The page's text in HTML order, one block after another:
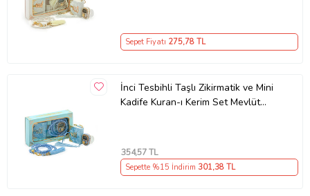
Sepet Fiyatı 275,78 TL
İnci Tesbihli Taşlı Zikirmatik ve Mini
Kadife Kuran-ı Kerim Set Mevlüt
354,57 TL
Sepette %15 İndirim 301,38 TL